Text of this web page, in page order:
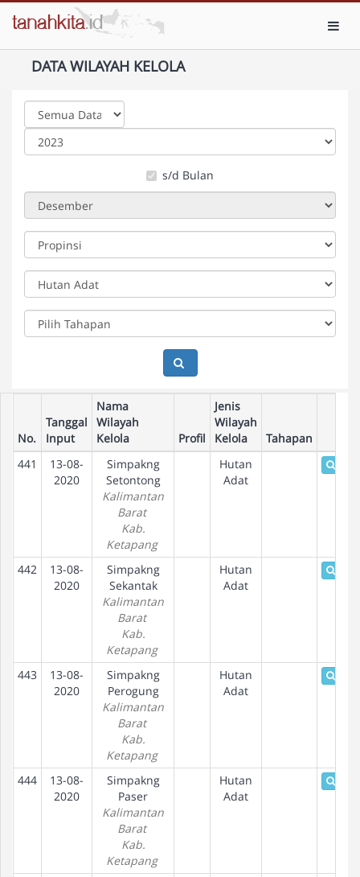
DATA WILAYAH KELOLA
s/d Bulan
No.
Tanggal
Input
Nama
Wilayah
Kelola
Profil
Jenis
Wilayah
Kelola
Tahapan
441
13-08-
2020
Simpakng
Setontong
Kalimantan
Barat
Kab.
Ketapang
Hutan
Adat
442
13-08-
2020
Simpakng
Sekantak
Kalimantan
Barat
Kab.
Ketapang
Hutan
Adat
443
13-08-
2020
Simpakng
Perogung
Kalimantan
Barat
Kab.
Ketapang
Hutan
Adat
444
13-08-
2020
Simpakng
Paser
Kalimantan
Barat
Kab.
Ketapang
Hutan
Adat